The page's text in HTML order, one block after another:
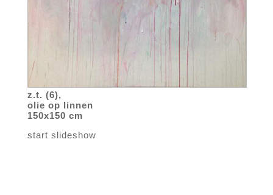
z.t. (6),
olie op linnen
150x150 cm
start slideshow